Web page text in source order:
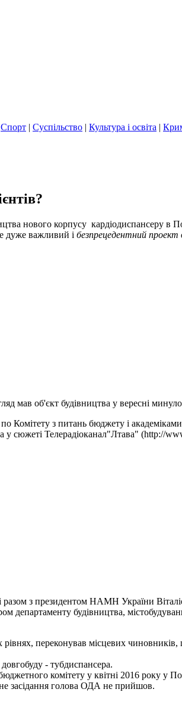
Спорт | Суспільство | Культура і освіта |
нового корпусу кардіодиспансеру в
дуже важливий і безпрецедентний проект
мав об'єкт будівництва у вересні
Комітету з питань бюджету і
у сюжеті Телерадіоканал"Лтава" (http://
разом з президентом НАМН України
будівництва,
рівнях, переконував місцевих
- тубдиспансера.
комітету у квітні 2016 року у
засідання голова ОДА не прийшов.